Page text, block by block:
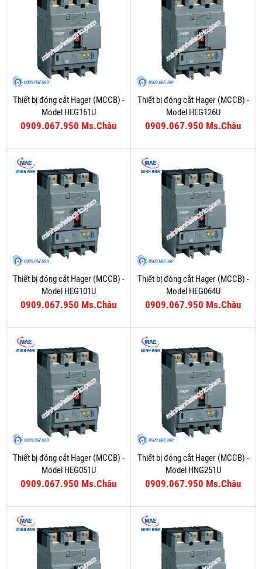
Thiết bị đóng cắt Hager (MCCB) -
Model HEG161U
0909.067.950 Ms.Châu
Thiết bị đóng cắt Hager (MCCB) -
Model HEG126U
0909.067.950 Ms.Châu
Thiết bị đóng cắt Hager (MCCB) -
Model HEG101U
0909.067.950 Ms.Châu
Thiết bị đóng cắt Hager (MCCB) -
Model HEG064U
0909.067.950 Ms.Châu
Thiết bị đóng cắt Hager (MCCB) -
Model HEG051U
0909.067.950 Ms.Châu
Thiết bị đóng cắt Hager (MCCB) -
Model HNG251U
0909.067.950 Ms.Châu